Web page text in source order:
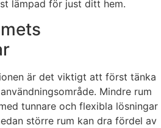
lämpad för just ditt hem.
är det viktigt att först tänka
Mindre rum
tunnare och flexibla lösningar
större rum kan dra fördel av